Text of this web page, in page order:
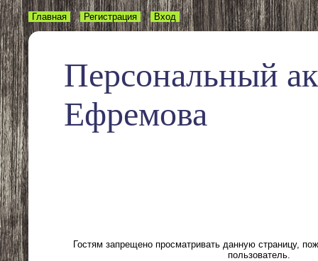
Персональный
Ефремова
Главная Регистрация Вход
Гостям запрещено просматривать данную страницу,
пользователь.